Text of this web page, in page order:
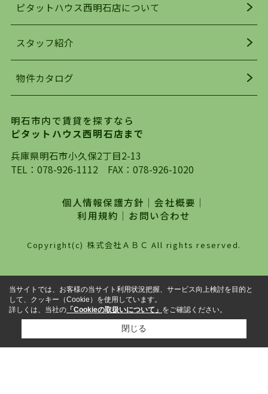
明石駅・西明石駅を中心に、明石市・神戸市西区
でお部屋探している方は、ぜひ当ＨＰにて物件を
お探しになってください。弊社は、スタッフの平
を行っており地域最大級の情報取扱量を誇ってお
ります。店頭で限られた物件をご紹介する、従来
自身でインターネットを利用し、理想のお部屋を
探していただき、選択していただいた物件情報に
対して、専門知識を持ったスタッフがサポートさ
せていただくスタイルを心がけております。私た
は、一度だけでは終わらない、お客様との末長い
お付き合いです。初めての一人暮らしから、就
職・ご結婚・売買物件の購入、などなど一生涯に
わたる、良きアドバイザーとして、地域に密着し
た営業スタイルで様々なお役立ちができればと強
わせください。
ピタットハウス西明石店について
スタッフ紹介
物件カタログ
明石市内で賃貸を探すなら
ピタットハウス西明石店まで
兵庫県明石市小久保2丁目2-13
TEL： 078-926-1112 FAX：078-926-1020
個人情報保護方針 ｜会社概要 ｜
利用規約 ｜ お問い合わせ
Copyright(c) 株式会社ＡＢＣ All rights reserved.
当サイトでは、お客様の当サイト利用状況把握、サービス向上検討を目的と
して、クッキー（Cookie）を使用しています。
詳しくは、当社の 「Cookieの取扱いについて」 をご確認ください。
閉じる